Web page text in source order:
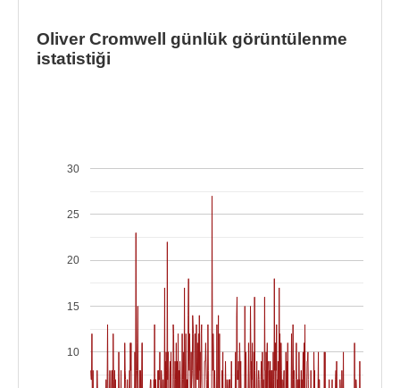
Oliver Cromwell günlük görüntülenme
istatistiği
10
15
20
25
30